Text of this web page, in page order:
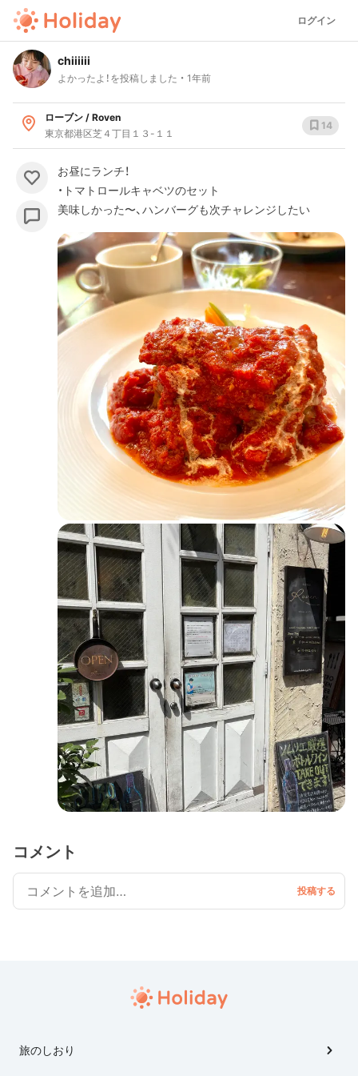
ログイン
chiiiiii
よかったよ！を投稿しました 1年前
ローブン / Roven
東京都港区芝４丁目１３-１１
14
お昼にランチ！
・トマトロールキャベツのセット
美味しかった〜、ハンバーグも次チャレンジしたい
コメント
旅のしおり